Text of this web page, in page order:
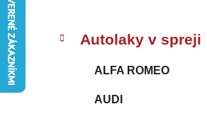
B
kategórie
a
Autolaky v spreji
ALFA ROMEO
AUDI